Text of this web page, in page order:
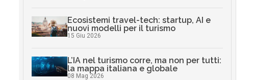
Ecosistemi travel-tech: startup, AI e
nuovi modelli per il turismo
15 Giu 2026
L’IA nel turismo corre, ma non per tutti:
la mappa italiana e globale
08 Mag 2026